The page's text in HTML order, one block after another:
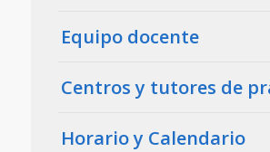
Equipo docente
Centros y tutores de
Horario y Calendario